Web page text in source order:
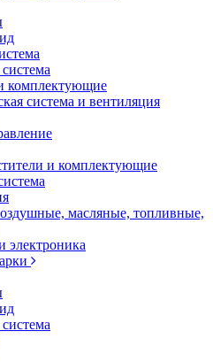
комплектующие
система и вентиляция
и комплектующие
масляные, топливные,
электроника